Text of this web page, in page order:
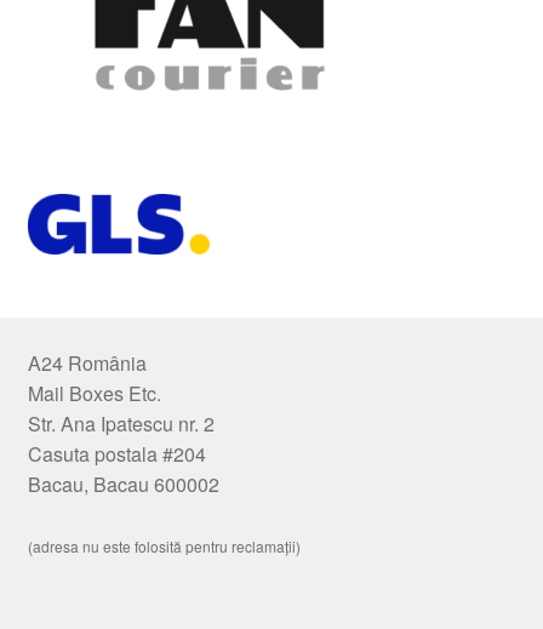
A24 România
Mail Boxes Etc.
Str. Ana Ipatescu nr. 2
Casuta postala #204
Bacau, Bacau 600002
(adresa nu este folosită pentru reclamații)